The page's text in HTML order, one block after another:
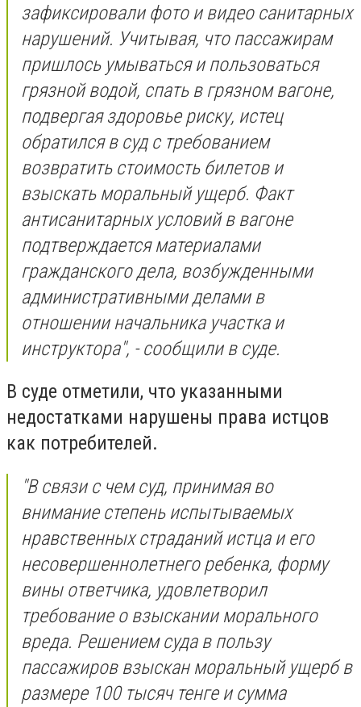
зафиксировали фото и видео санитарных
нарушений. Учитывая, что пассажирам
пришлось умываться и пользоваться
грязной водой, спать в грязном вагоне,
подвергая здоровье риску, истец
обратился в суд с требованием
возвратить стоимость билетов и
взыскать моральный ущерб. Факт
антисанитарных условий в вагоне
подтверждается материалами
гражданского дела, возбужденными
административными делами в
отношении начальника участка и
инструктора", - сообщили в суде.
В суде отметили, что указанными
недостатками нарушены права истцов
как потребителей.
"В связи с чем суд, принимая во
внимание степень испытываемых
нравственных страданий истца и его
несовершеннолетнего ребенка, форму
вины ответчика, удовлетворил
требование о взыскании морального
вреда. Решением суда в пользу
пассажиров взыскан моральный ущерб в
размере 100 тысяч тенге и сумма